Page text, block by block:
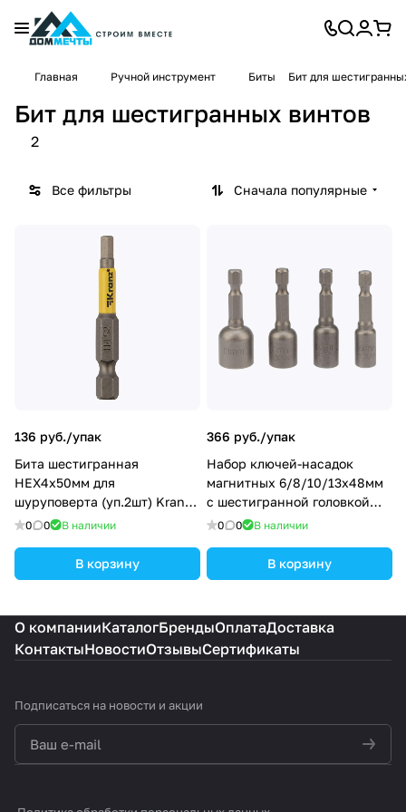
Главная Ручной инструмент Биты Бит для
Бит для шестигранных винтов
2
Все фильтры Сначала популярные
136 руб./упак
Бита шестигранная
HEX4х50мм для
шуруповерта (уп.2шт) Kranz
KR-92-0422-1
0 0 В наличии
В корзину
366 руб./упак
Набор ключей-насадок
магнитных 6/8/10/13х48мм
с шестигранной головкой
Kranz KR-92-0408
0 0 В наличии
В корзину
О компанииКаталогБрендыОплатаДоставка
КонтактыНовостиОтзывыСертификаты
Подписаться на новости и акции